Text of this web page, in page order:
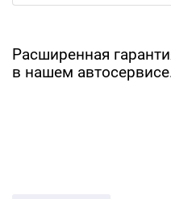
Расширенная
в нашем